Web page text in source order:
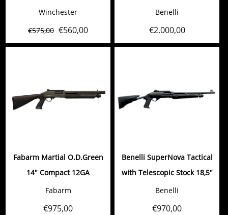
Winchester
€575,00 €560,00
Benelli
€2.000,00
Fabarm Martial O.D.Green
14" Compact 12GA
Fabarm
€975,00
Benelli SuperNova Tactical
with Telescopic Stock 18,5"
Benelli
€970,00